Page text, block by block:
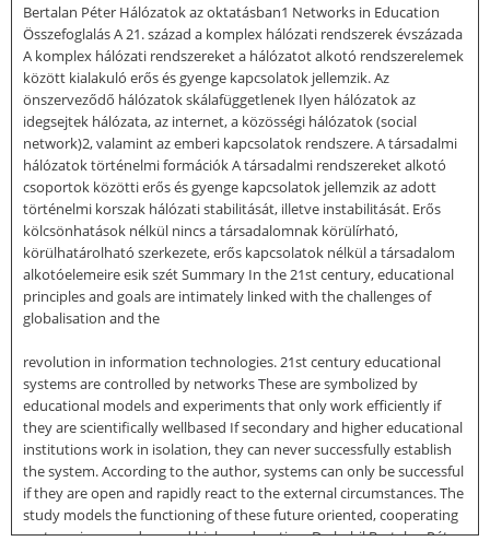
Bertalan Péter Hálózatok az oktatásban1 Networks in Education
Összefoglalás A 21. század a komplex hálózati rendszerek évszázada
A komplex hálózati rendszereket a hálózatot alkotó rendszerelemek
között kialakuló erős és gyenge kapcsolatok jellemzik. Az
önszerveződő hálózatok skálafüggetlenek Ilyen hálózatok az
idegsejtek hálózata, az internet, a közösségi hálózatok (social
network)2, valamint az emberi kapcsolatok rendszere. A társadalmi
hálózatok történelmi formációk A társadalmi rendszereket alkotó
csoportok közötti erős és gyenge kapcsolatok jellemzik az adott
történelmi korszak hálózati stabilitását, illetve instabilitását. Erős
kölcsönhatások nélkül nincs a társadalomnak körülírható,
körülhatárolható szerkezete, erős kapcsolatok nélkül a társadalom
alkotóelemeire esik szét Summary In the 21st century, educational
principles and goals are intimately linked with the challenges of
globalisation and the
revolution in information technologies. 21st century educational
systems are controlled by networks These are symbolized by
educational models and experiments that only work efficiently if
they are scientifically wellbased If secondary and higher educational
institutions work in isolation, they can never successfully establish
the system. According to the author, systems can only be successful
if they are open and rapidly react to the external circumstances. The
study models the functioning of these future oriented, cooperating
systems in secondary and higher education. Dr. habil Bertalan Péter,